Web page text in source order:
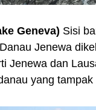
Geneva) Sisi
Jenewa
Jenewa dan
yang